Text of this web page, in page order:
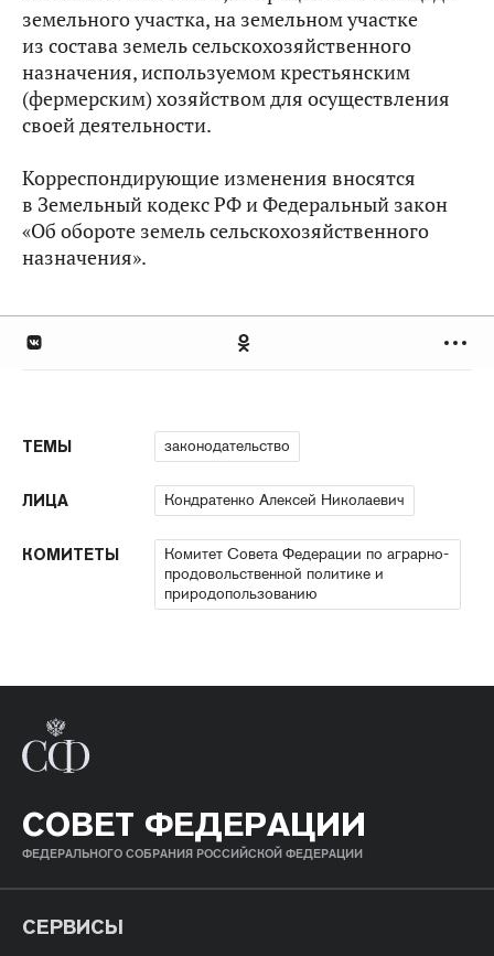
земельного участка, на земельном участке
из состава земель сельскохозяйственного
назначения, используемом крестьянским
(фермерским) хозяйством для осуществления
своей деятельности.
Корреспондирующие изменения вносятся
в Земельный кодекс РФ и Федеральный закон
«Об обороте земель сельскохозяйственного
назначения».
ТЕМЫ законодательство
ЛИЦА Кондратенко Алексей Николаевич
КОМИТЕТЫ
Комитет Совета Федерации по аграрно-
продовольственной политике и
природопользованию
СОВЕТ ФЕДЕРАЦИИ
ФЕДЕРАЛЬНОГО СОБРАНИЯ РОССИЙСКОЙ ФЕДЕРАЦИИ
СЕРВИСЫ